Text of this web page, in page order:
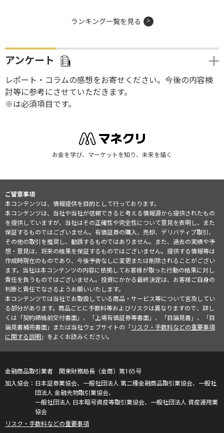
ランキング一覧を見る
アンケート
レポート・コラムの感想をお寄せください。今後の内容検
討等に参考にさせていただきます。
※は必須項目です。
お金を学び、マーケットを知り、未来を描く
ご留意事項
本コンテンツは、情報提供を目的として行っております。
本コンテンツは、当社や当社が信頼できると考える情報源から提供されたもの
を提供していますが、当社はその正確性や完全性について意見を表明し、また
保証するものではございません。有価証券の購入、売却、デリバティブ取引、
その他の取引を推奨し、勧誘するものではありません。また、過去の実績や予
想・意見は、将来の結果を保証するものではございません。提供する情報等は
作成時現在のものであり、今後予告なしに変更または削除されることがござい
ます。当社は本コンテンツの内容に依拠してお客様が取った行動の結果に対し
責任を負うものではございません。投資にかかる最終決定は、お客様ご自身の
判断と責任でなさるようお願いいたします。
本コンテンツでは当社でお取扱している商品・サービス等について言及してい
る部分があります。商品ごとに手数料等およびリスクは異なりますので、詳し
くは「契約締結前交付書面」、「上場有価証券等書面」、「目論見書」、「目
論見書補完書面」または当社ウェブサイトの「リスク・手数料などの重要事項
に関する説明」をよくお読みください。
金融商品取引業者 関東財務局長（金商）第165号
日本証券業協会、一般社団法人 第二種金融商品取引業協会、一般社
団法人 金融先物取引業協会、
一般社団法人 日本暗号資産等取引業協会、一般社団法人 資産運用業
協会
リスク・手数料などの重要事項